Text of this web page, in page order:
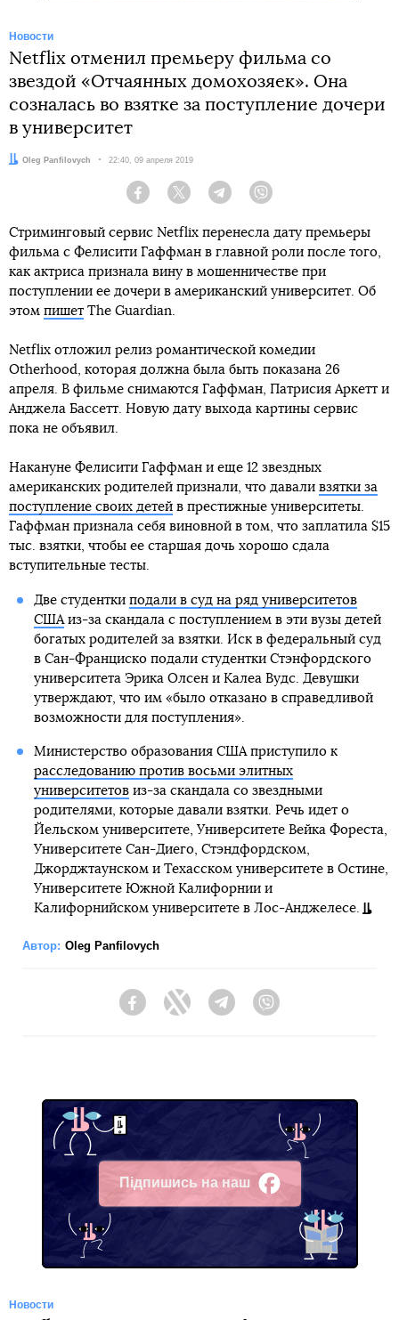
Новости
Netflix отменил премьеру фильма со
звездой «Отчаянных домохозяек». Она
созналась во взятке за поступление дочери
в университет
Автор:
Oleg Panfilovych Дата:
22:40, 09 апреля 2019
Facebook Twitter Telegram
Стриминговый сервис Netflix перенесла дату премьеры
фильма с Фелисити Гаффман в главной роли после того,
как актриса признала вину в мошенничестве при
поступлении ее дочери в американский университет. Об
этом пишет The Guardian.
Netflix отложил релиз романтической комедии
Otherhood, которая должна была быть показана 26
апреля. В фильме снимаются Гаффман, Патрисия Аркетт и
Анджела Бассетт. Новую дату выхода картины сервис
пока не объявил.
Накануне Фелисити Гаффман и еще 12 звездных
американских родителей признали, что давали взятки за
поступление своих детей в престижные университеты.
Гаффман признала себя виновной в том, что заплатила $15
тыс. взятки, чтобы ее старшая дочь хорошо сдала
вступительные тесты.
Две студентки подали в суд на ряд университетов
СШАиз-за скандала с поступлением в эти вузы детей
богатых родителей за взятки. Иск в федеральный суд
в Сан-Франциско подали студентки Стэнфордского
университета Эрика Олсен и Калеа Вудс. Девушки
утверждают, что им «было отказано в справедливой
возможности для поступления».
Министерство образования США приступило к
расследованию против восьми элитных
университетовиз-за скандала со звездными
родителями, которые давали взятки. Речь идет о
Йельском университете, Университете Вейка Фореста,
Университете Сан-Диего, Стэндфордском,
Джорджтаунском и Техасском университете в Остине,
Университете Южной Калифорнии и
Калифорнийском университете в Лос-Анджелесе.
Автор: Oleg Panfilovych
FacebookTwitter Telegram
Підпишись на наш
Facebook
Новости